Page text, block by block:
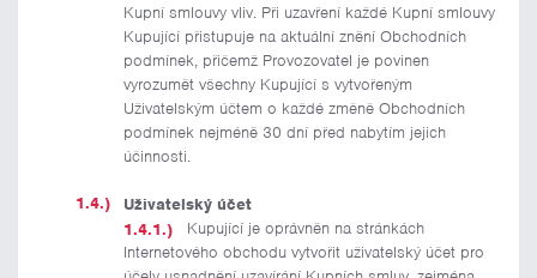
Kupní smlouvy vliv. Při uzavření každé Kupní smlouvy
Kupující přistupuje na aktuální znění Obchodních
podmínek, přičemž Provozovatel je povinen
vyrozumět všechny Kupující s vytvořeným
Uživatelským účtem o každé změně Obchodních
podmínek nejméně 30 dní před nabytím jejich
účinnosti.
Uživatelský účet
Kupující je oprávněn na stránkách
Internetového obchodu vytvořit uživatelský účet pro